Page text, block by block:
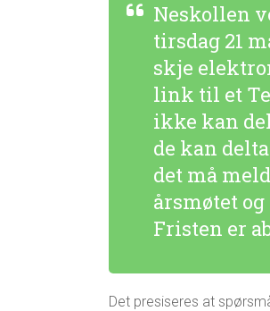
Neskollen
tirsdag 21
skje
link til et
ikke kan
de kan
det må
årsmøtet
Fristen er
Det presiseres at